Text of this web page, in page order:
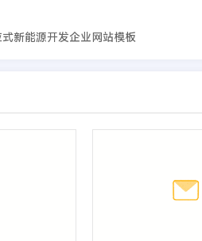
新能源开发企业网站模板